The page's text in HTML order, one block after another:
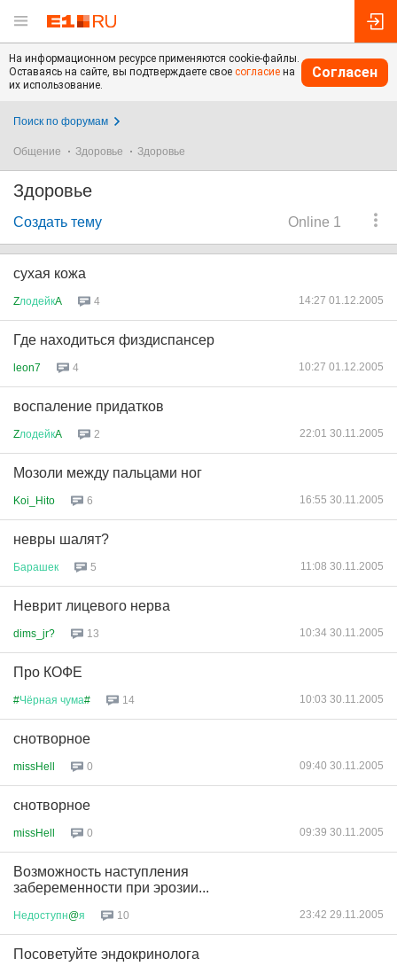
На информационном ресурсе применяются cookie-файлы.
Оставаясь на сайте, вы подтверждаете свое согласие на
их использование.
Согласен
Поиск по форумам
Общение Здоровье Здоровье
Здоровье
Online 1
Создать тему
сухая кожа
ZлодейкA 4 14:27 01.12.2005
Где находиться физдиспансер
leon7 4 10:27 01.12.2005
воспаление придатков
ZлодейкA 2 22:01 30.11.2005
Мозоли между пальцами ног
Koi_Hito 6 16:55 30.11.2005
невры шалят?
Барашек 5 11:08 30.11.2005
Неврит лицевого нерва
dims_jr? 13 10:34 30.11.2005
Про КОФЕ
#Чёрная чума# 14 10:03 30.11.2005
снотворное
missHell 0 09:40 30.11.2005
снотворное
missHell 0 09:39 30.11.2005
Возможность наступления
забеременности при эрозии...
Недоступн@я 10 23:42 29.11.2005
Посоветуйте эндокринолога